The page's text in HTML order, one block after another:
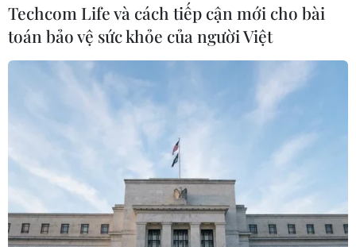
Theo dõi VietnamPlus
TIN LIÊN QUAN
Techcom Life và cách tiếp cận mới cho bài
toán bảo vệ sức khỏe của người Việt